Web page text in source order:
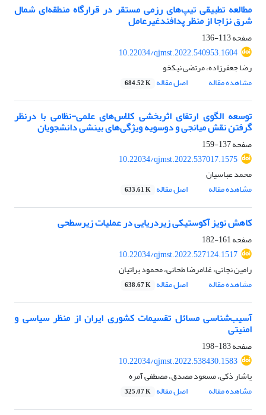
مطالعه تطبیقی تیپ‌های رزمی مستقر در قرارگاه منطقه‌ای شمال
شرق نزاجا از منظر پدافندغیرعامل
صفحه113-136
10.22034/qjmst.2022.540953.1604
رضا جعفرزاده، مرتضی نیکخو
مشاهده مقاله
اصل مقاله 684.52 K
توسعه الگوی ارتقای اثربخشی کلاس‌های علمی-نظامی با درنظر
گرفتن نقش میانجی و دوسویه ویژگی‌های بینشی دانشجویان
صفحه137-159
10.22034/qjmst.2022.537017.1575
محمد عباسیان
مشاهده مقاله
اصل مقاله 633.61 K
کاهش نویز آکوستیکی زیردریایی در عملیات زیرسطحی
صفحه161-182
10.22034/qjmst.2022.527124.1517
رامین نجاتی، غلامرضا طحانی، محمود براتیان
مشاهده مقاله
اصل مقاله 638.67 K
آسیب‌شناسی مسائل تقسیمات کشوری ایران از منظر سیاسی و
امنیتی
صفحه183-198
10.22034/qjmst.2022.538430.1583
یاشار ذکی، مسعود مصدق، مصطفی آمره
مشاهده مقاله
اصل مقاله 325.07 K